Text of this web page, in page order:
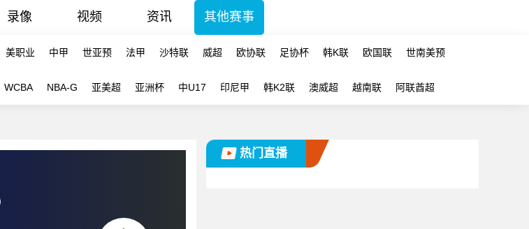
录像 视频 资讯 其他赛事
美职业 中甲 世亚预 法甲 沙特联 威超 欧协联 足协杯 韩K联 欧国联 世南美预
WCBA NBA-G 亚美超 亚洲杯 中U17 印尼甲 韩K2联 澳威超 越南联 阿联酋超
热门直播